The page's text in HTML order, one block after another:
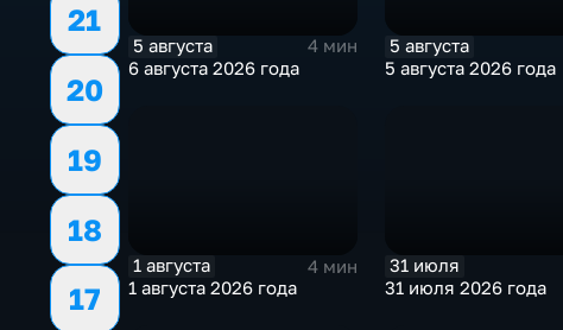
21
20
19
18
17
5 августа
4 мин
6 августа 2026 года
5 августа
5 августа 2026 года
1 августа
4 мин
1 августа 2026 года
31 июля
31 июля 2026 года